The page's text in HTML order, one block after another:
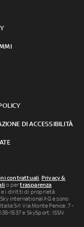
DI ACCESSIBILITÀ
contrattuali, Privacy &
o pertrasparenza
e i diritti di proprietà
international AG e sono
Srl Via Monte Penice, 7 -
1537 e SkySport: ISSN